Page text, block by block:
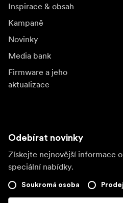
Inspirace & obsah
Kampaně
Novinky
Media bank
Firmware a jeho
aktualizace
Odebírat novinky
Získejte nejnovější informace
speciální nabídky.
Soukromá osoba